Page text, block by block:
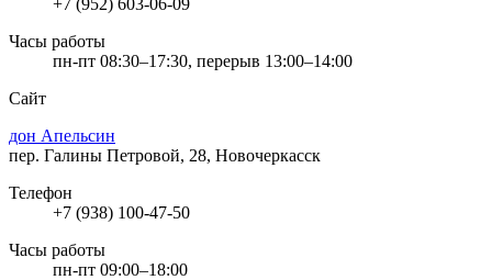
Часы работы
пн-пт 08:30–17:30, перерыв 13:00–14:00
Сайт
дон Апельсин
пер. Галины Петровой, 28, Новочеркасск
Телефон
+7 (938) 100-47-50
Часы работы
пн-пт 09:00–18:00